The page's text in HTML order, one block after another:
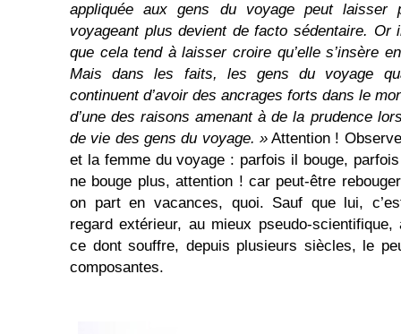
appliquée aux gens du voyage peut laisser
voyageant plus devient de facto sédentaire. Or
que cela tend à laisser croire qu’elle s’insère
Mais dans les faits, les gens du voyage
continuent d’avoir des ancrages forts dans le
d’une des raisons amenant à de la prudence
de vie des gens du voyage. »Attention !
et la femme du voyage : parfois il bouge,
ne bouge plus, attention ! car peut-être
on part en vacances, quoi. Sauf que lui,
regard extérieur, au mieux pseudo-
ce dont souffre, depuis plusieurs siècles, le
composantes.